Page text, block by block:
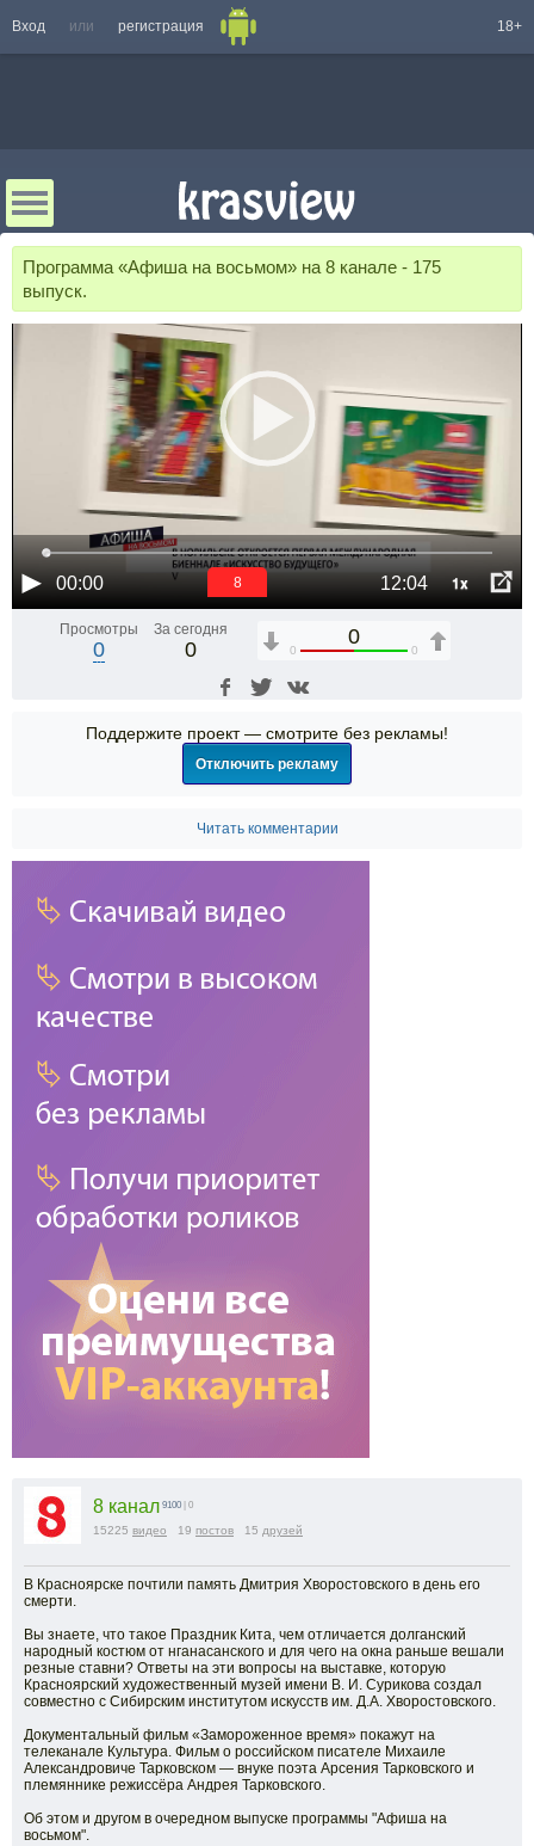
Вход или регистрация 18+
Программа «Афиша на восьмом» на 8 канале - 175
выпуск.
00:00 12:04 1x
7
Просмотры
0
За сегодня
0
0
0 0
Поддержите проект — смотрите без рекламы!
Отключить рекламу
Читать комментарии
8 канал 9100 | 0
15225 видео 19 постов 15 друзей
В Красноярске почтили память Дмитрия Хворостовского в день его
смерти.
Вы знаете, что такое Праздник Кита, чем отличается долганский
народный костюм от нганасанского и для чего на окна раньше вешали
резные ставни? Ответы на эти вопросы на выставке, которую
Красноярский художественный музей имени В. И. Сурикова создал
совместно с Сибирским институтом искусств им. Д.А. Хворостовского.
Документальный фильм «Замороженное время» покажут на
телеканале Культура. Фильм о российском писателе Михаиле
Александровиче Тарковском — внуке поэта Арсения Тарковского и
племяннике режиссёра Андрея Тарковского.
Об этом и другом в очередном выпуске программы "Афиша на
восьмом".